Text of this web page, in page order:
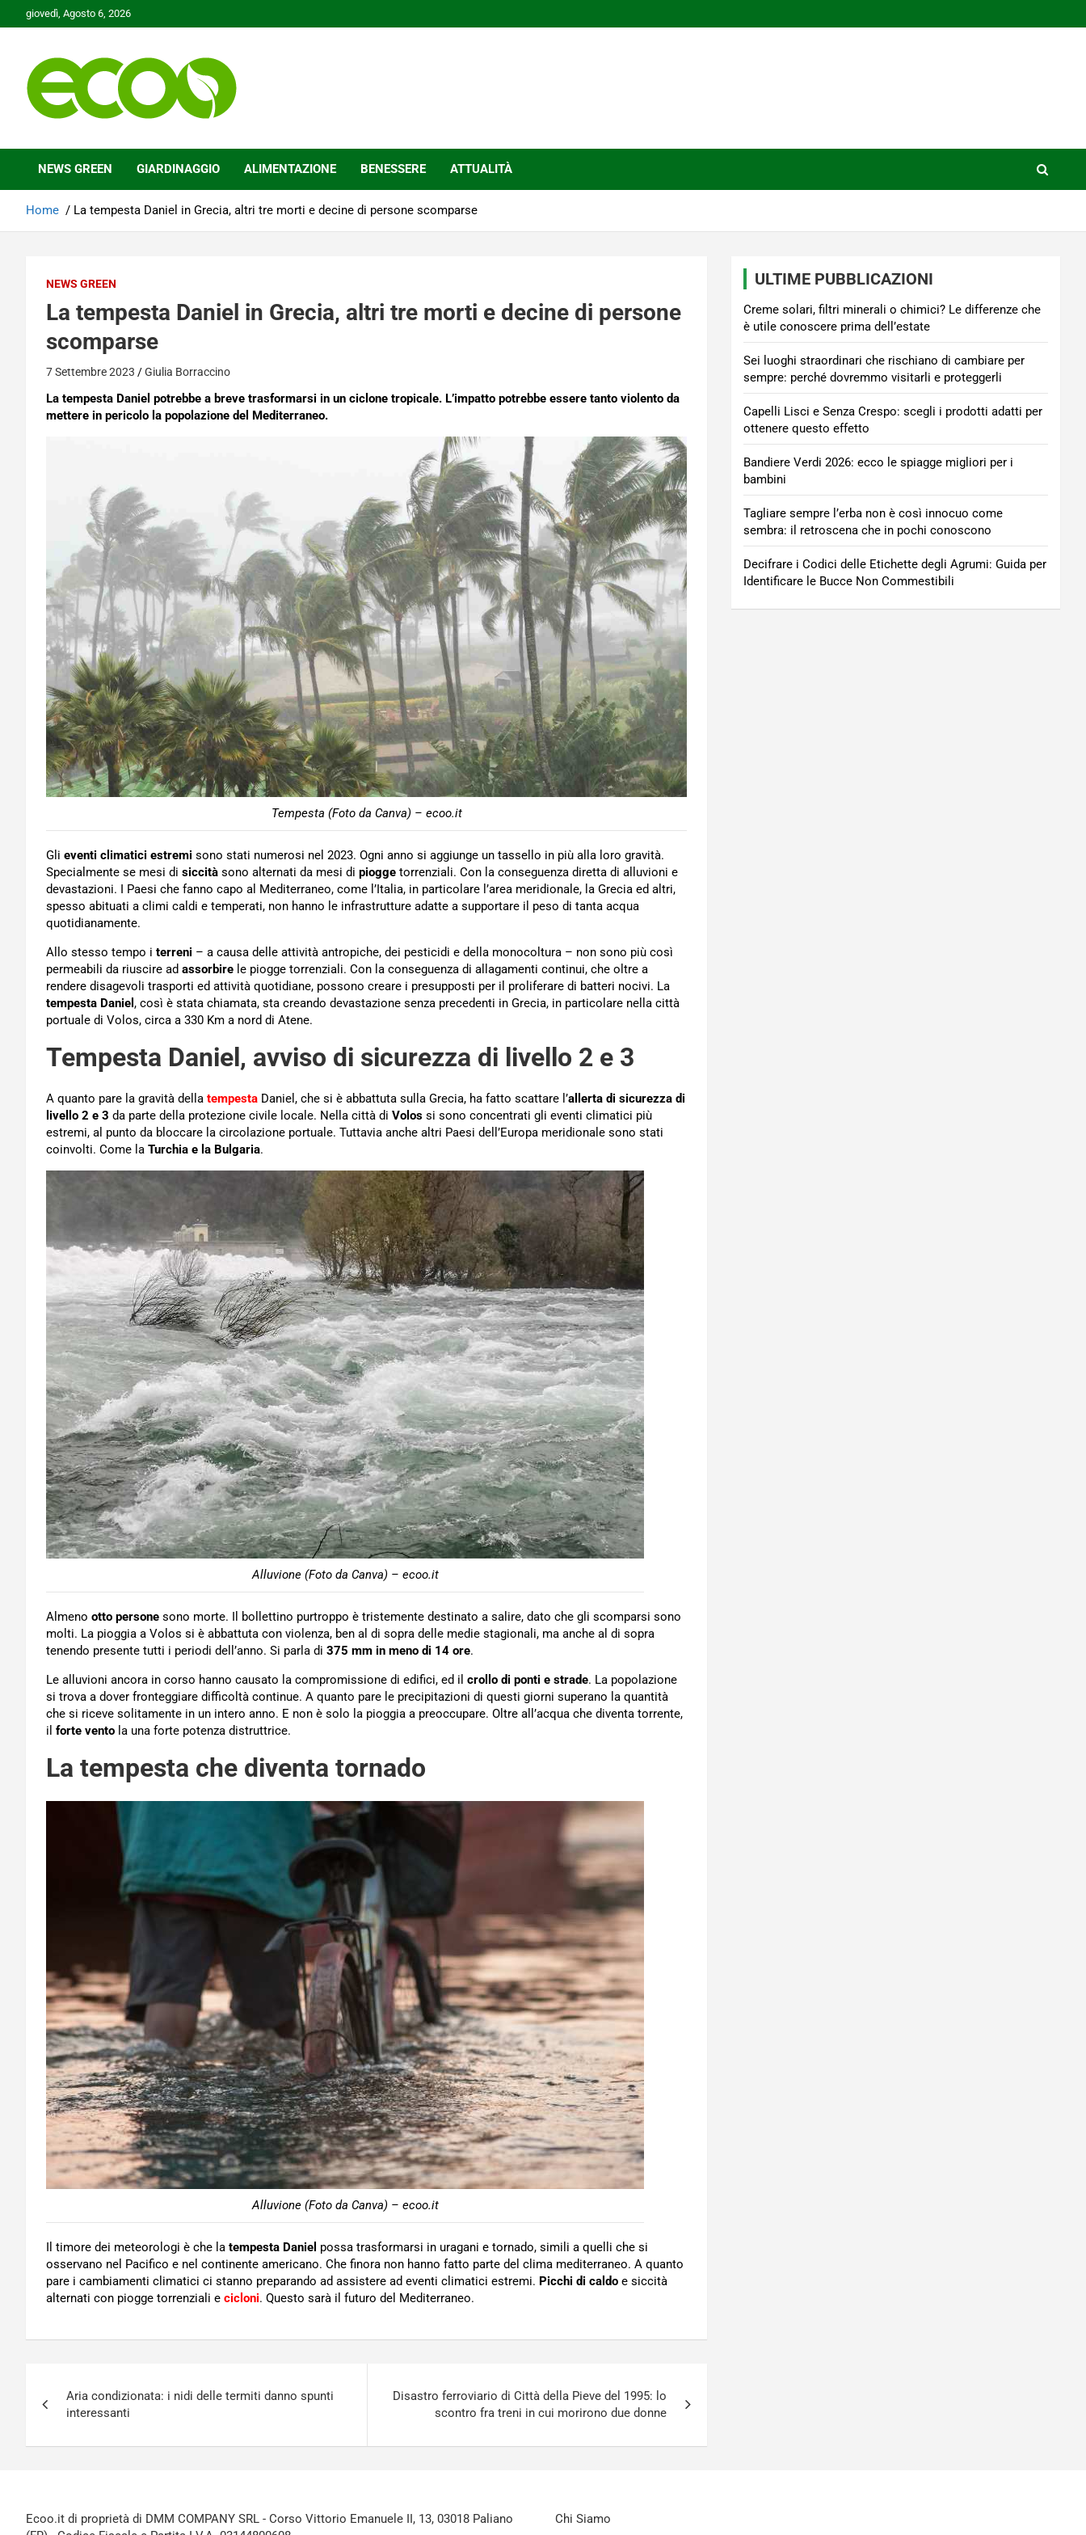
to
giovedì, Agosto 6, 2026
Ecoo.it
NEWS GREEN GIARDINAGGIO ALIMENTAZIONE BENESSERE ATTUALITÀ
Home La tempesta Daniel in Grecia, altri tre morti e decine di persone scomparse
NEWS GREEN
La tempesta Daniel in Grecia, altri tre morti e decine di persone
scomparse
7 Settembre 2023 Giulia Borraccino
La tempesta Daniel potrebbe a breve trasformarsi in un ciclone tropicale. L’impatto potrebbe essere tanto violento da
mettere in pericolo la popolazione del Mediterraneo.
Tempesta (Foto da Canva) – ecoo.it
Gli eventi climatici estremi sono stati numerosi nel 2023. Ogni anno si aggiunge un tassello in più alla loro gravità.
Specialmente se mesi di siccità sono alternati da mesi di piogge torrenziali. Con la conseguenza diretta di alluvioni e
devastazioni. I Paesi che fanno capo al Mediterraneo, come l’Italia, in particolare l’area meridionale, la Grecia ed altri,
spesso abituati a climi caldi e temperati, non hanno le infrastrutture adatte a supportare il peso di tanta acqua
quotidianamente.
Allo stesso tempo i terreni – a causa delle attività antropiche, dei pesticidi e della monocoltura – non sono più così
permeabili da riuscire ad assorbire le piogge torrenziali. Con la conseguenza di allagamenti continui, che oltre a
rendere disagevoli trasporti ed attività quotidiane, possono creare i presupposti per il proliferare di batteri nocivi. La
tempesta Daniel , così è stata chiamata, sta creando devastazione senza precedenti in Grecia, in particolare nella città
portuale di Volos, circa a 330 Km a nord di Atene.
Tempesta Daniel, avviso di sicurezza di livello 2 e 3
A quanto pare la gravità della tempesta Daniel, che si è abbattuta sulla Grecia, ha fatto scattare l’allerta di sicurezza di
livello 2 e 3 da parte della protezione civile locale. Nella città di Volos si sono concentrati gli eventi climatici più
estremi, al punto da bloccare la circolazione portuale. Tuttavia anche altri Paesi dell’Europa meridionale sono stati
coinvolti. Come la Turchia e la Bulgaria.
Alluvione (Foto da Canva) – ecoo.it
Almeno otto persone sono morte. Il bollettino purtroppo è tristemente destinato a salire, dato che gli scomparsi sono
molti. La pioggia a Volos si è abbattuta con violenza, ben al di sopra delle medie stagionali, ma anche al di sopra
tenendo presente tutti i periodi dell’anno. Si parla di 375 mm in meno di 14 ore.
Le alluvioni ancora in corso hanno causato la compromissione di edifici, ed il crollo di ponti e strade. La popolazione
si trova a dover fronteggiare difficoltà continue. A quanto pare le precipitazioni di questi giorni superano la quantità
che si riceve solitamente in un intero anno. E non è solo la pioggia a preoccupare. Oltre all’acqua che diventa torrente,
il forte vento la una forte potenza distruttrice.
La tempesta che diventa tornado
Alluvione (Foto da Canva) – ecoo.it
Il timore dei meteorologi è che la tempesta Daniel possa trasformarsi in uragani e tornado, simili a quelli che si
osservano nel Pacifico e nel continente americano. Che finora non hanno fatto parte del clima mediterraneo. A quanto
pare i cambiamenti climatici ci stanno preparando ad assistere ad eventi climatici estremi. Picchi di caldo e siccità
alternati con piogge torrenziali e cicloni. Questo sarà il futuro del Mediterraneo.
articoli
Aria condizionata: i nidi delle termiti danno spunti
interessanti
Disastro ferroviario di Città della Pieve del 1995: lo
scontro fra treni in cui morirono due donne
ULTIME PUBBLICAZIONI
Creme solari, filtri minerali o chimici? Le differenze che
è utile conoscere prima dell’estate
Sei luoghi straordinari che rischiano di cambiare per
sempre: perché dovremmo visitarli e proteggerli
Capelli Lisci e Senza Crespo: scegli i prodotti adatti per
ottenere questo effetto
Bandiere Verdi 2026: ecco le spiagge migliori per i
bambini
Tagliare sempre l’erba non è così innocuo come
sembra: il retroscena che in pochi conoscono
Decifrare i Codici delle Etichette degli Agrumi: Guida per
Identificare le Bucce Non Commestibili
Ecoo.it di proprietà di DMM COMPANY SRL - Corso Vittorio Emanuele II, 13, 03018 Paliano
Chi Siamo